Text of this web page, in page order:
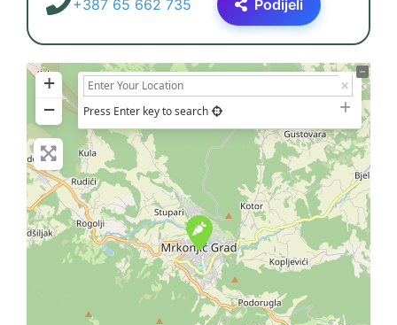
+387 65 662 735 Podijeli
+
−
Press Enter key to search